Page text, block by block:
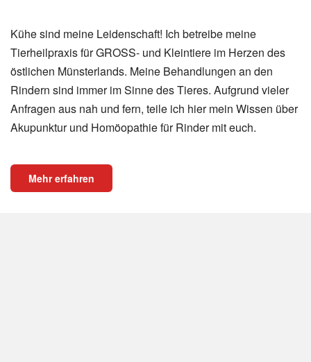
Kühe sind meine Leidenschaft! Ich betreibe meine
Tierheilpraxis für GROSS- und Kleintiere im Herzen des
östlichen Münsterlands. Meine Behandlungen an den
Rindern sind immer im Sinne des Tieres. Aufgrund vieler
Anfragen aus nah und fern, teile ich hier mein Wissen über
Akupunktur und Homöopathie für Rinder mit euch.
Mehr erfahren